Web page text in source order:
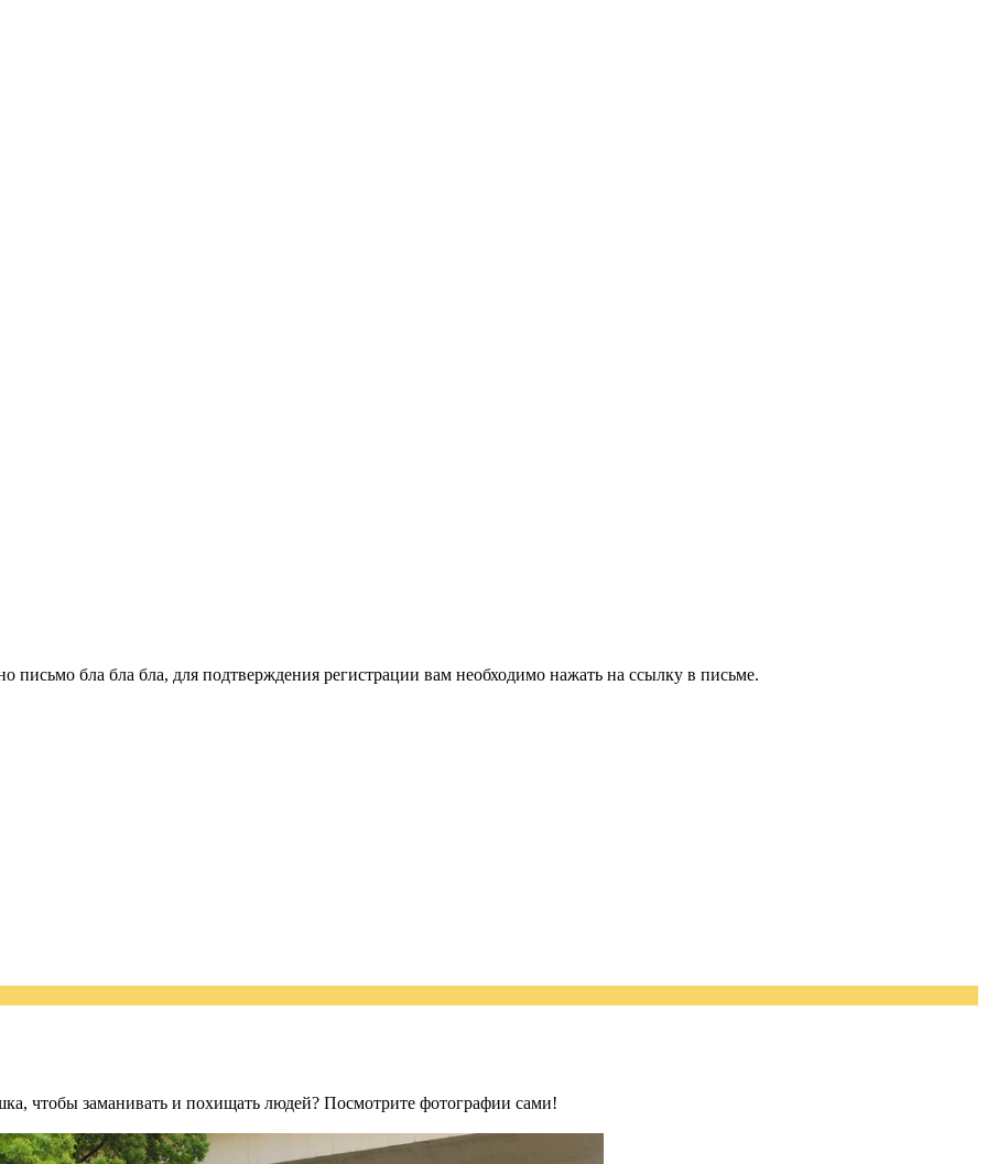
письмо бла бла бла, для подтверждения регистрации вам необходимо нажать на ссылку в письме.
чтобы заманивать и похищать людей? Посмотрите фотографии сами!